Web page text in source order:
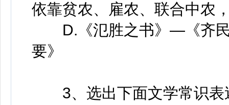
依靠贫农、雇农、联合中农
D.《氾胜之书》—《齐民
要》
3、选出下面文学常识表